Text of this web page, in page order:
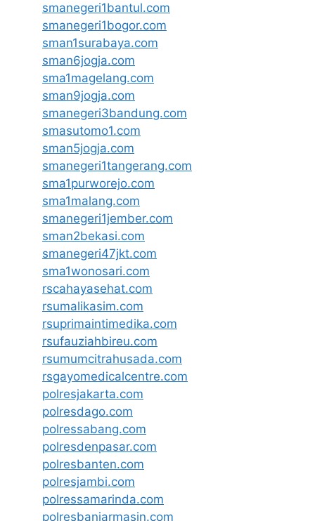
smanegeri1bantul.com
smanegeri1bogor.com
sman1surabaya.com
sman6jogja.com
sma1magelang.com
sman9jogja.com
smanegeri3bandung.com
smasutomo1.com
sman5jogja.com
smanegeri1tangerang.com
sma1purworejo.com
sma1malang.com
smanegeri1jember.com
sman2bekasi.com
smanegeri47jkt.com
sma1wonosari.com
rscahayasehat.com
rsumalikasim.com
rsuprimaintimedika.com
rsufauziahbireu.com
rsumumcitrahusada.com
rsgayomedicalcentre.com
polresjakarta.com
polresdago.com
polressabang.com
polresdenpasar.com
polresbanten.com
polresjambi.com
polressamarinda.com
polresbanjarmasin.com